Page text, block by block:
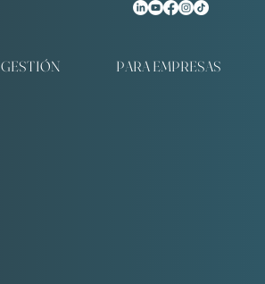
GESTIÓN PARA EMPRESAS